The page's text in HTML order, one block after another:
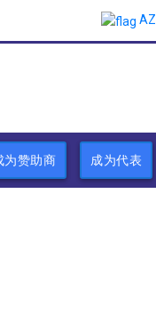
AZ
为赞助商 成为代表